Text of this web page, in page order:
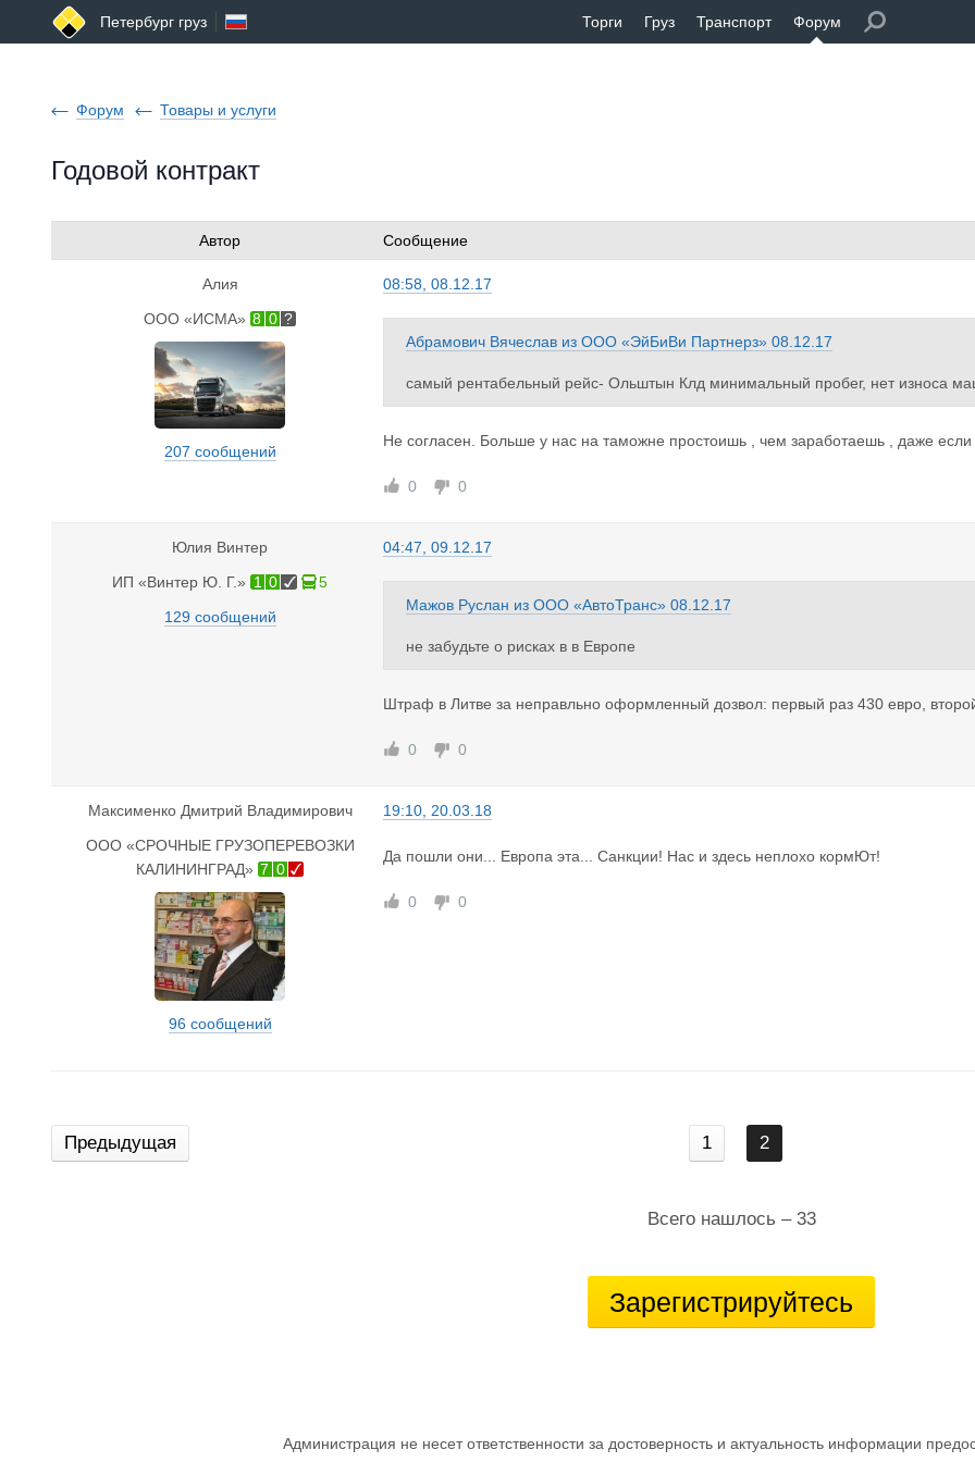
Петербург груз Торги Груз Транспорт Форум
Форум Товары и услуги
Годовой контракт
Автор Сообщение
Алия
ООО «ИСМА» 8 0
207 сообщений
08:58, 08.12.17
Абрамович Вячеслав из ООО «ЭйБиВи Партнерз» 08.12.17
самый рентабельный рейс- Ольштын Клд минимальный пробег, нет износа
Не согласен. Больше у нас на таможне простоишь , чем заработаешь , даже если
0 0
Юлия Винтер
ИП «Винтер Ю. Г.» 1 0
5
129 сообщений
04:47, 09.12.17
Мажов Руслан из ООО «АвтоТранс» 08.12.17
не забудьте о рисках в в Европе
если декра просрочена в Венгрии 2500 евро штраф за транспортную единицу.
2 а если поломка в Европе. так это вообще караул.
Штраф в Литве за неправльно оформленный дозвол: первый раз 430 евро,
0 0
Максименко Дмитрий Владимирович
ООО «СРОЧНЫЕ ГРУЗОПЕРЕВОЗКИ
КАЛИНИНГРАД» 7 0
96 сообщений
19:10, 20.03.18
Да пошли они... Европа эта... Санкции! Нас и здесь неплохо кормЮт!
0 0
Предыдущая 1 2
Всего нашлось – 33
Зарегистрируйтесь
Администрация не несет ответственности за достоверность и актуальность информации